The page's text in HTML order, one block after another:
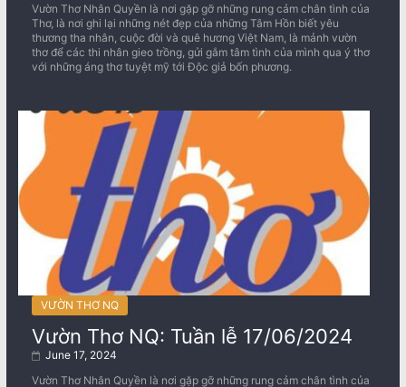
Vườn Thơ Nhân Quyền là nơi gặp gỡ những rung cảm chân tình của
Thơ, là nơi ghi lại những nét đẹp của những Tâm Hồn biết yêu
thương tha nhân, cuộc đời và quê hương Việt Nam, là mảnh vườn
thơ để các thi nhân gieo trồng, gửi gắm tâm tình của mình qua ý thơ
với những áng thơ tuyệt mỹ tới Độc giả bốn phương.
VƯỜN THƠ NQ
Vườn Thơ NQ: Tuần lễ 17/06/2024
June 17, 2024
Vườn Thơ Nhân Quyền là nơi gặp gỡ những rung cảm chân tình của